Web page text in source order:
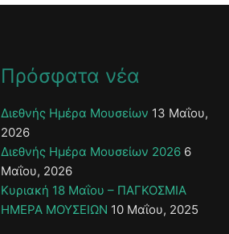
Πρόσφατα νέα
Διεθνής Ημέρα Μουσείων 13 Μαΐου,
2026
Διεθνής Ημέρα Μουσείων 2026 6
Μαΐου, 2026
Κυριακή 18 Μαΐου – ΠΑΓΚΟΣΜΙΑ
ΗΜΕΡΑ ΜΟΥΣΕΙΩΝ 10 Μαΐου, 2025